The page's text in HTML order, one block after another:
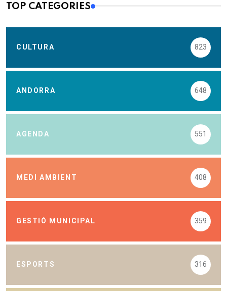
TOP CATEGORIES
CULTURA 823
ANDORRA 648
AGENDA 551
MEDI AMBIENT 408
GESTIÓ MUNICIPAL 359
ESPORTS 316